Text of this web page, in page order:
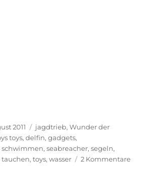
2011 Kategorien
jagdtrieb,Wunder der
toys,delfin,gadgets,
schwimmen,seabreacher,segeln,
tauchen,toys,wasser 2 Kommentarezu